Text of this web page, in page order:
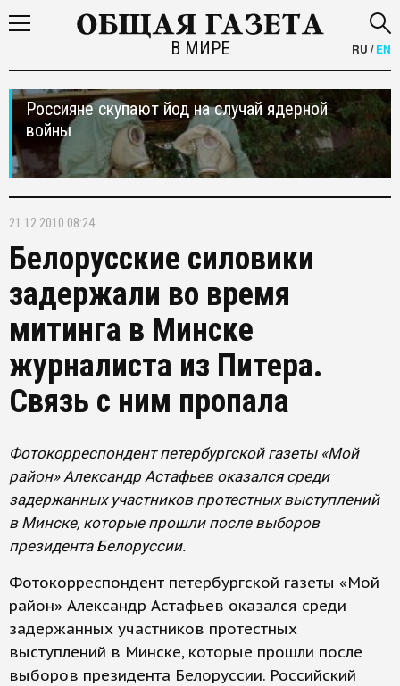
В МИРЕ RU /EN
Россияне скупают йод на случай ядерной
войны
21.12.2010 08:24
Белорусские силовики
задержали во время
митинга в Минске
журналиста из Питера.
Связь с ним пропала
Фотокорреспондент петербургской газеты «Мой
район» Александр Астафьев оказался среди
задержанных участников протестных выступлений
в Минске, которые прошли после выборов
президента Белоруссии.
Фотокорреспондент петербургской газеты «Мой
район» Александр Астафьев оказался среди
задержанных участников протестных
выступлений в Минске, которые прошли после
выборов президента Белоруссии. Российский